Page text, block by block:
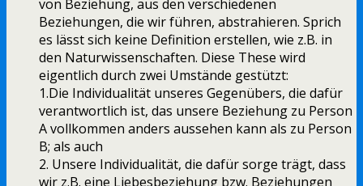
von Beziehung, aus den verschiedenen
Beziehungen, die wir führen, abstrahieren. Sprich
es lässt sich keine Definition erstellen, wie z.B. in
den Naturwissenschaften. Diese These wird
eigentlich durch zwei Umstände gestützt:
1.Die Individualität unseres Gegenübers, die dafür
verantwortlich ist, das unsere Beziehung zu Person
A vollkommen anders aussehen kann als zu Person
B; als auch
2. Unsere Individualität, die dafür sorge trägt, dass
wir z.B. eine Liebesbeziehung bzw. Beziehungen